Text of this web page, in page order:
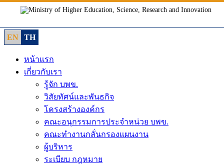
content
EN
TH
หน้าแรก
เกี่ยวกับเรา
รู้จัก บพข.
วิสัยทัศน์และพันธกิจ
โครงสร้างองค์กร
คณะอนุกรรมการประจำหน่วย บพข.
คณะทำงานกลั่นกรองแผนงาน
ผู้บริหาร
ระเบียบ กฎหมาย